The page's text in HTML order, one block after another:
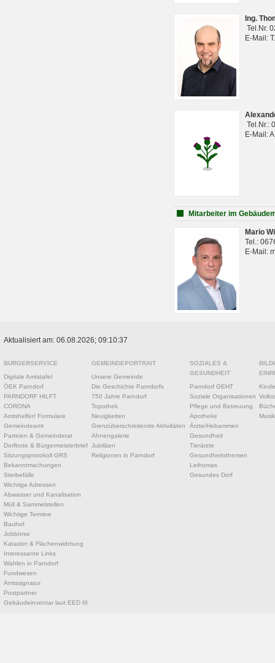
Ing.
Tel.Nr.
E-Mail:
Tel.Nr.:
E-Mail:
Mitarbeiter im
Mario
Tel.:
E-Mail:
Aktualisiert am: 06.08.2026; 09:10:37
BÜRGERSERVICE
Digitale Amtstafel
ÖEK Parndorf
PARNDORF HILFT
CORONA
Amtshelfer/ Formulare
Gemeindeamt
Parteien & Gemeinderat
Dorfbote & Bürgermeisterbrief
Sitzungsprotokoll GRS
Bekanntmachungen
Sterbefälle
Wichtige Adressen
Abwasser und Kanalisation
Müll & Sammelstellen
Wichtige Termine
Bauhof
Jobbörse
Kataster & Flächenwidmung
Interessante Links
Wahlen in Parndorf
Fundwesen
Amtssignatur
Postpartner
Gebäudeinventar laut EED III
GEMEINDEPORTRAIT
Unsere Gemeinde
Die Geschichte Parndorfs
750 Jahre Parndorf
Topothek
Neuigkeiten
Grenzüberschreitende Aktivitäten
Ahnengalerie
Jubiläen
Religionen in Parndorf
SOZIALES &
GESUNDHEIT
Parndorf GEHT
Soziale Organisationen
Pflege und Betreuung
Apotheke
Ärzte/Hebammen
Gesundheit
Tierärzte
Gesundheitsthemen
Leihomas
Gesundes Dorf